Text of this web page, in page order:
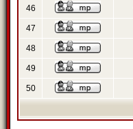
46
47
48
49
50